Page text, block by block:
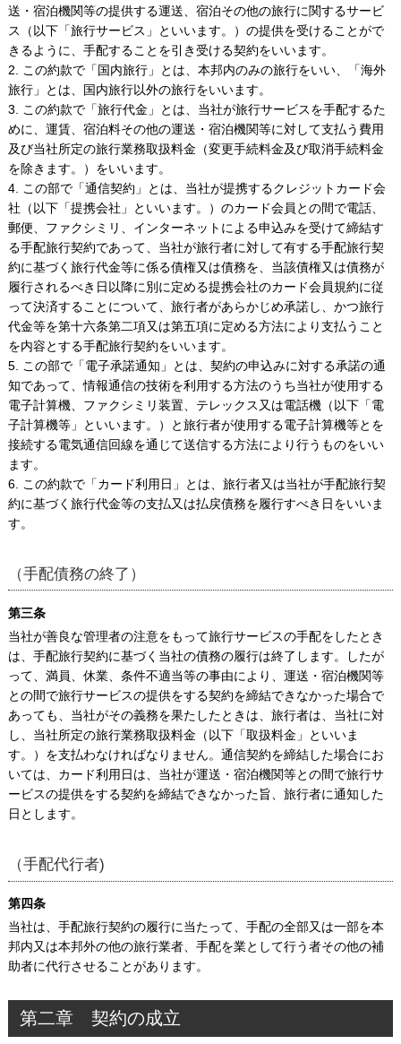
送・宿泊機関等の提供する運送、宿泊その他の旅行に関するサービ
ス（以下「旅行サービス」といいます。）の提供を受けることがで
きるように、手配することを引き受ける契約をいいます。
2. この約款で「国内旅行」とは、本邦内のみの旅行をいい、「海外
旅行」とは、国内旅行以外の旅行をいいます。
3. この約款で「旅行代金」とは、当社が旅行サービスを手配するた
めに、運賃、宿泊料その他の運送・宿泊機関等に対して支払う費用
及び当社所定の旅行業務取扱料金（変更手続料金及び取消手続料金
を除きます。）をいいます。
4. この部で「通信契約」とは、当社が提携するクレジットカード会
社（以下「提携会社」といいます。）のカード会員との間で電話、
郵便、ファクシミリ、インターネットによる申込みを受けて締結す
る手配旅行契約であって、当社が旅行者に対して有する手配旅行契
約に基づく旅行代金等に係る債権又は債務を、当該債権又は債務が
履行されるべき日以降に別に定める提携会社のカード会員規約に従
って決済することについて、旅行者があらかじめ承諾し、かつ旅行
代金等を第十六条第二項又は第五項に定める方法により支払うこと
を内容とする手配旅行契約をいいます。
5. この部で「電子承諾通知」とは、契約の申込みに対する承諾の通
知であって、情報通信の技術を利用する方法のうち当社が使用する
電子計算機、ファクシミリ装置、テレックス又は電話機（以下「電
子計算機等」といいます。）と旅行者が使用する電子計算機等とを
接続する電気通信回線を通じて送信する方法により行うものをいい
ます。
6. この約款で「カード利用日」とは、旅行者又は当社が手配旅行契
約に基づく旅行代金等の支払又は払戻債務を履行すべき日をいいま
す。
（手配債務の終了）
第三条
当社が善良な管理者の注意をもって旅行サービスの手配をしたとき
は、手配旅行契約に基づく当社の債務の履行は終了します。したが
って、満員、休業、条件不適当等の事由により、運送・宿泊機関等
との間で旅行サービスの提供をする契約を締結できなかった場合で
あっても、当社がその義務を果たしたときは、旅行者は、当社に対
し、当社所定の旅行業務取扱料金（以下「取扱料金」といいま
す。）を支払わなければなりません。通信契約を締結した場合にお
いては、カード利用日は、当社が運送・宿泊機関等との間で旅行サ
ービスの提供をする契約を締結できなかった旨、旅行者に通知した
日とします。
（手配代行者)
第四条
当社は、手配旅行契約の履行に当たって、手配の全部又は一部を本
邦内又は本邦外の他の旅行業者、手配を業として行う者その他の補
助者に代行させることがあります。
第二章 契約の成立